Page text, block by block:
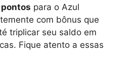
para o Azul
com bônus que
triplicar seu saldo em
Fique atento a essas